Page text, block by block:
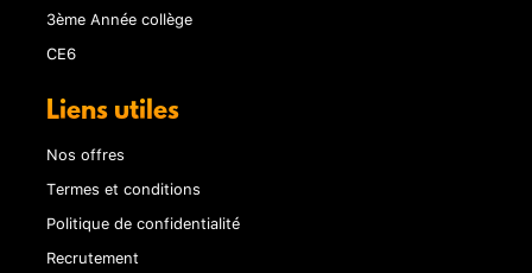
3ème Année collège
CE6
Liens utiles
Nos offres
Termes et conditions
Politique de confidentialité
Recrutement